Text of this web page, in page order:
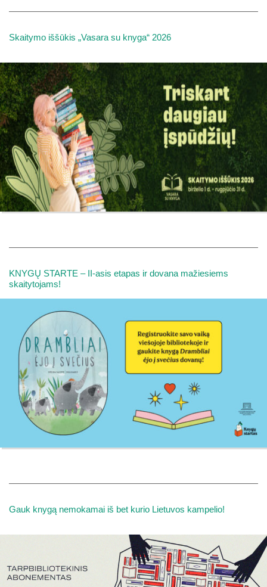
Skaitymo iššūkis „Vasara su knyga“ 2026
KNYGŲ STARTE – II-asis etapas ir dovana mažiesiems
skaitytojams!
Gauk knygą nemokamai iš bet kurio Lietuvos kampelio!